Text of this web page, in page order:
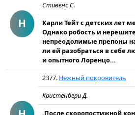
Н
Стивенс С.
Карли Тейт с детских лет
Однако робость и
непрео­долимые препоны
ли ей разо­браться в себе
и опытного Лоренцо...
2377. Нежный покровитель
Кристенбери Д.
.После скоропостижной